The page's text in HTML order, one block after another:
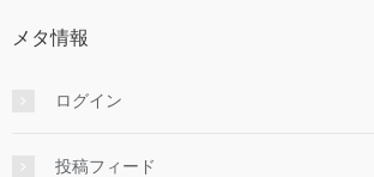
メタ情報
ログイン
投稿フィード